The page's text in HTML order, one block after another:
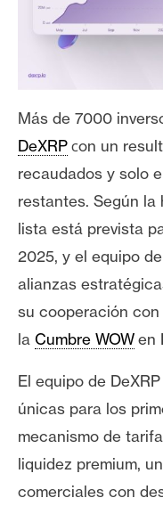
m
a
R
e
c
u
r
s
o
C
n
t
a
c
t
o
Más de 7000
DeXRPcon un
recaudados y solo
restantes. Según la
lista está prevista
2025, y el equipo
alianzas
su cooperación con
la Cumbre WOWen
El equipo de
únicas para los
mecanismo de
liquidez premium,
comerciales con